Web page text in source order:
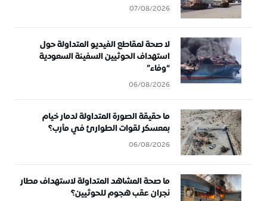
07/08/2026
لا صحة لمقاطع الفيديو المتداولة حول
استهداف الحوثيين السفينة السعودية
“وفاء”
06/08/2026
ما حقيقة الصورة المتداولة لدمار خيام
بمعسكر لقوات الطوارئ في مأرب؟
06/08/2026
ما صحة المشاهد المتداولة لاستهداف مطار
نجران عقب هجوم للحوثيين؟